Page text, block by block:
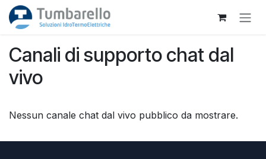
Passa al contenuto
Canali di supporto chat dal
vivo
Nessun canale chat dal vivo pubblico da mostrare.